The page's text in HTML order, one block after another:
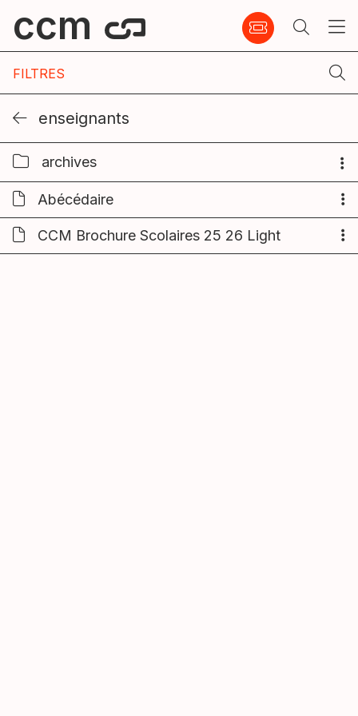
ccm
FILTRES
enseignants
archives
Abécédaire
CCM Brochure Scolaires 25 26 Light